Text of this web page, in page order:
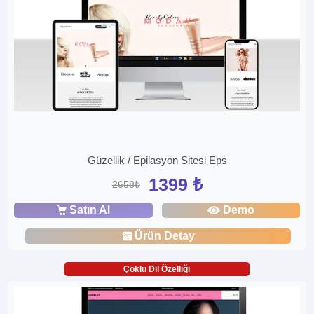
Güzellik / Epilasyon Sitesi Eps
2658₺ 1399 ₺
Satın Al Demo
Ürün Detay
Çoklu Dil Özelliği